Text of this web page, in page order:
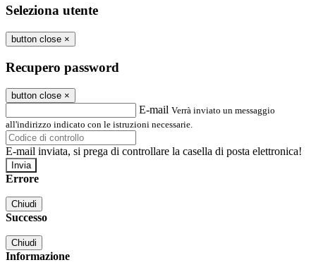
Seleziona utente
button close ×
Recupero password
button close ×
E-mail Verrà inviato un messaggio
all'indirizzo indicato con le istruzioni necessarie.
E-mail inviata, si prega di controllare la casella di posta elettronica!
Errore
Chiudi
Successo
Chiudi
Informazione